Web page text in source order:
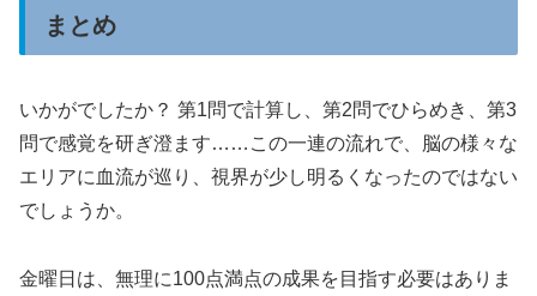
まとめ
いかがでしたか？ 第1問で計算し、第2問でひらめき、第3
問で感覚を研ぎ澄ます……この一連の流れで、脳の様々な
エリアに血流が巡り、視界が少し明るくなったのではない
でしょうか。
金曜日は、無理に100点満点の成果を目指す必要はありま